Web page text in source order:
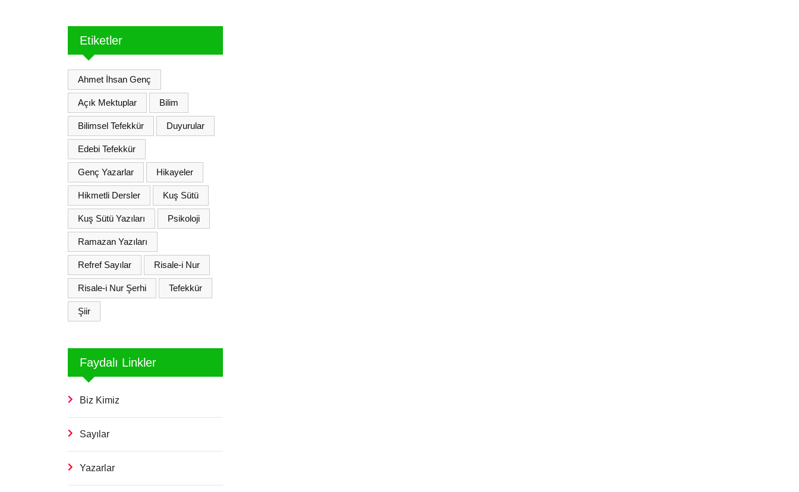
Etiketler
Ahmet İhsan Genç
Açık Mektuplar Bilim
Bilimsel Tefekkür Duyurular
Edebi Tefekkür
Genç Yazarlar Hikayeler
Hikmetli Dersler Kuş Sütü
Kuş Sütü Yazıları Psikoloji
Ramazan Yazıları
Refref Sayılar Risale-i Nur
Risale-i Nur Şerhi Tefekkür
Şiir
Faydalı Linkler
Biz Kimiz
Sayılar
Yazarlar